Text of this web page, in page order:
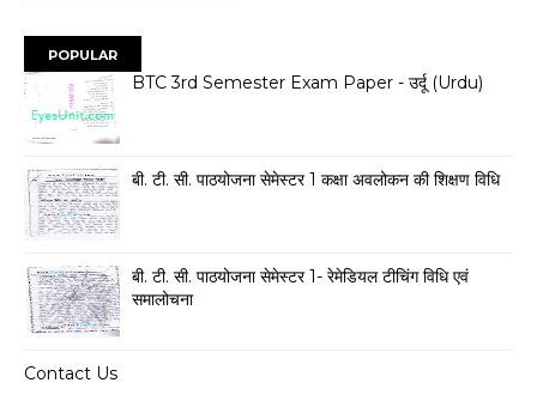
POPULAR
BTC 3rd Semester Exam Paper - उर्दू (Urdu)
बी. टी. सी. पाठयोजना सेमेस्टर 1 कक्षा अवलोकन की शिक्षण विधि
बी. टी. सी. पाठयोजना सेमेस्टर 1- रेमेडियल टीचिंग विधि एवं
समालोचना
Contact Us